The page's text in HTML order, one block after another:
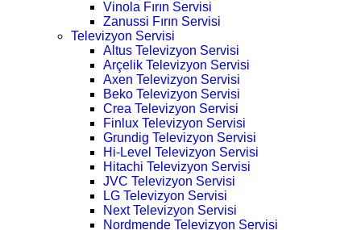
Vinola Fırın Servisi
Zanussi Fırın Servisi
Televizyon Servisi
Altus Televizyon Servisi
Arçelik Televizyon Servisi
Axen Televizyon Servisi
Beko Televizyon Servisi
Crea Televizyon Servisi
Finlux Televizyon Servisi
Grundig Televizyon Servisi
Hi-Level Televizyon Servisi
Hitachi Televizyon Servisi
JVC Televizyon Servisi
LG Televizyon Servisi
Next Televizyon Servisi
Nordmende Televizyon Servisi